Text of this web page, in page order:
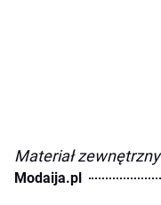
Materiał zewnętrzny
Modaija.pl